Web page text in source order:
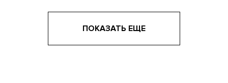
ПОКАЗАТЬ ЕЩЕ